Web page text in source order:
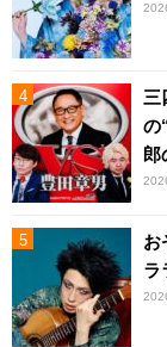
三
の
郎
お
ラ